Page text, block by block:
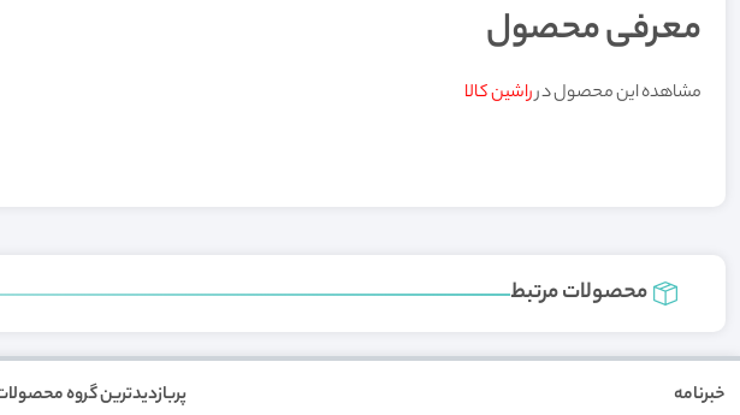
معرفی محصول
مشاهده این محصول درراشین کالا
محصولات مرتبط
خبرنامه پربازدیدترین گروه